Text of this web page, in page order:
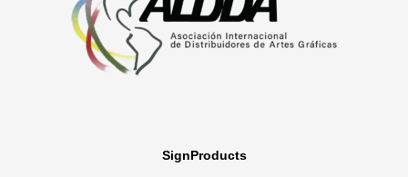
SignProducts